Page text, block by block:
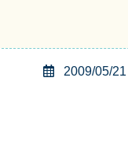
2009/05/21